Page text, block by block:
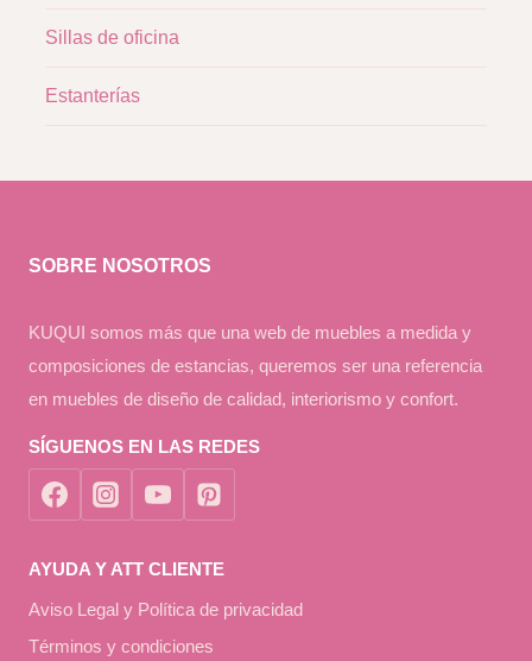
Sillas de oficina
Estanterías
SOBRE NOSOTROS
KUQUI somos más que una web de muebles a medida y
composiciones de estancias, queremos ser una referencia
en muebles de diseño de calidad, interiorismo y confort.
SÍGUENOS EN LAS REDES
AYUDA Y ATT CLIENTE
Aviso Legal y Política de privacidad
Términos y condiciones